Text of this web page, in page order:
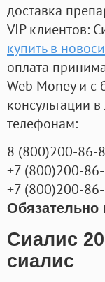
доставка
VIP клиентов:
купить в
оплата
Web Money и с
консультации
телефонам:
8 (800)200-86-
+7 (800)200-
+7 (800)200-
Обязательно
Сиалис
сиалис